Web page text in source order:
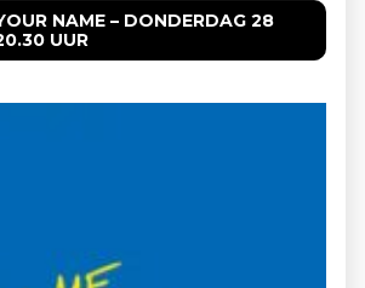
NAME – DONDERDAG 28
UUR